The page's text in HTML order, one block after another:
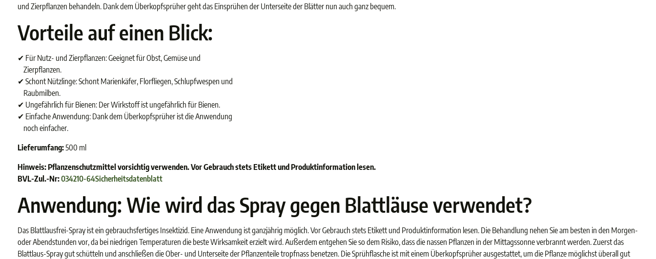
und Zierpflanzen behandeln. Dank dem Überkopfsprüher geht das Einsprühen der Unterseite der Blätter nun auch ganz bequem.
Vorteile auf einen Blick:
✔ Für Nutz- und Zierpflanzen: Geeignet für Obst, Gemüse und
Zierpflanzen.
✔ Schont Nützlinge: Schont Marienkäfer, Florfliegen, Schlupfwespen und
Raubmilben.
✔ Ungefährlich für Bienen: Der Wirkstoff ist ungefährlich für Bienen.
✔ Einfache Anwendung: Dank dem Überkopfsprüher ist die Anwendung
noch einfacher.
Lieferumfang:500 ml
Hinweis: Pflanzenschutzmittel vorsichtig verwenden. Vor Gebrauch stets Etikett und Produktinformation lesen.
BVL-Zul.-Nr:034210-64Sicherheitsdatenblatt
Anwendung: Wie wird das Spray gegen Blattläuse verwendet?
Das Blattlausfrei-Spray ist ein gebrauchsfertiges Insektizid. Eine Anwendung ist ganzjährig möglich. Vor Gebrauch stets Etikett und Produktinformation lesen. Die Behandlung nehen Sie am besten in den Morgen-
oder Abendstunden vor, da bei niedrigen Temperaturen die beste Wirksamkeit erzielt wird. Außerdem entgehen Sie so dem Risiko, dass die nassen Pflanzen in der Mittagssonne verbrannt werden. Zuerst das
Blattlaus-Spray gut schütteln und anschließen die Ober- und Unterseite der Pflanzenteile tropfnass benetzen. Die Sprühflasche ist mit einem Überkopfsprüher ausgestattet, um die Pflanze möglichst überall gut